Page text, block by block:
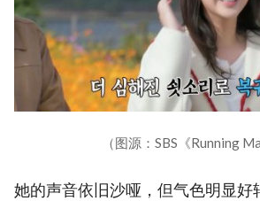
（图源：SBS《Running
她的声音依旧沙哑，但气色明显好